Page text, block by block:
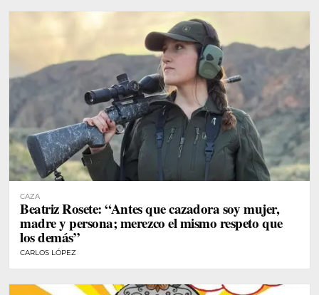
CAZA
Beatriz Rosete: “Antes que cazadora soy mujer,
madre y persona; merezco el mismo respeto que
los demás”
CARLOS LÓPEZ